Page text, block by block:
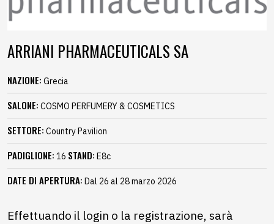
ARRIANI PHARMACEUTICALS SA
NAZIONE: Grecia
SALONE: COSMO PERFUMERY & COSMETICS
SETTORE: Country Pavilion
PADIGLIONE: 16 STAND: E8c
DATE DI APERTURA: Dal 26 al 28 marzo 2026
Effettuando il login o la registrazione, sarà